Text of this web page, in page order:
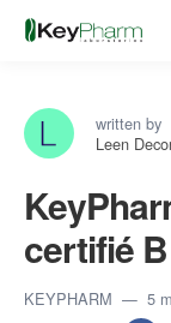
written by
Leen
certifié
KEYPHARM
5